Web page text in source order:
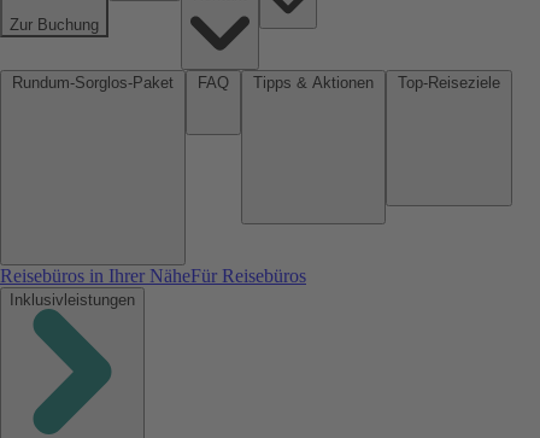
Zur Buchung
Reisebüros in Ihrer NäheFür Reisebüros
Inklusivleistungen